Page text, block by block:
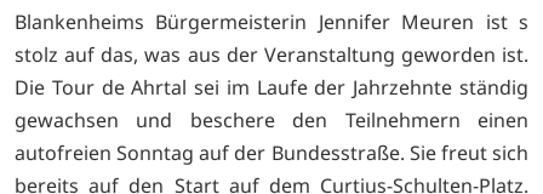
Blankenheims Bürgermeisterin Jennifer Meuren ist s
stolz auf das, was aus der Veranstaltung geworden ist.
Die Tour de Ahrtal sei im Laufe der Jahrzehnte ständig
gewachsen und beschere den Teilnehmern einen
autofreien Sonntag auf der Bundesstraße. Sie freut sich
bereits auf den Start auf dem Curtius-Schulten-Platz.